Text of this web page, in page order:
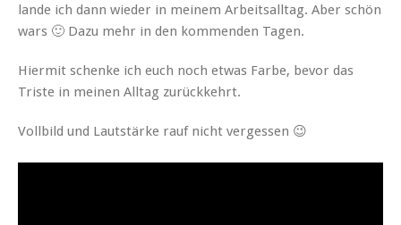
lande ich dann wieder in meinem Arbeit­sall­t­ag. Aber schön
wars 🙂 Dazu mehr in den kom­menden Tagen.
Hier­mit schenke ich euch noch etwas Farbe, bevor das
Triste in meinen All­t­ag zurückkehrt.
Voll­bild und Laut­stärke rauf nicht vergessen 😉